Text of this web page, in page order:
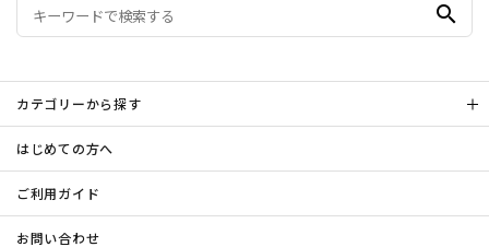
search
カテゴリーから探す
はじめての方へ
ご利用ガイド
お問い合わせ